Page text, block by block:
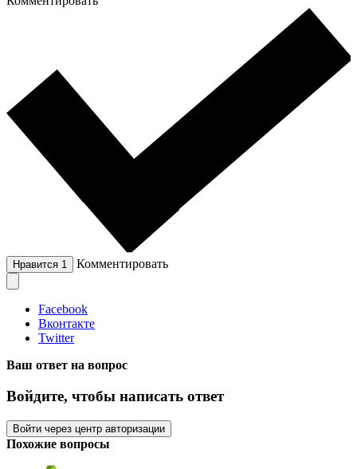
Нравится 1 Комментировать
Facebook
Вконтакте
Twitter
Ваш ответ на вопрос
Войдите, чтобы написать ответ
Войти через центр авторизации
Похожие вопросы